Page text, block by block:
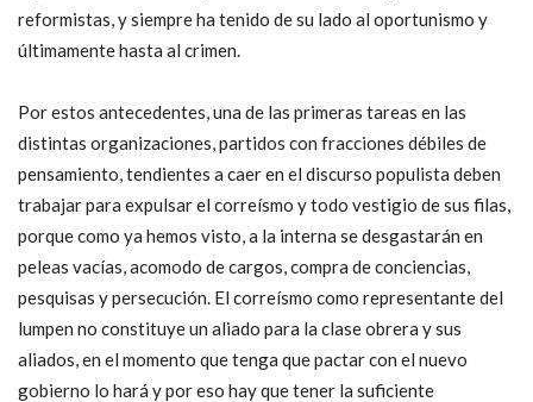
reformistas, y siempre ha tenido de su lado al oportunismo y
últimamente hasta al crimen.
Por estos antecedentes, una de las primeras tareas en las
distintas organizaciones, partidos con fracciones débiles de
pensamiento, tendientes a caer en el discurso populista deben
trabajar para expulsar el correísmo y todo vestigio de sus filas,
porque como ya hemos visto, a la interna se desgastarán en
peleas vacías, acomodo de cargos, compra de conciencias,
pesquisas y persecución. El correísmo como representante del
lumpen no constituye un aliado para la clase obrera y sus
aliados, en el momento que tenga que pactar con el nuevo
gobierno lo hará y por eso hay que tener la suficiente